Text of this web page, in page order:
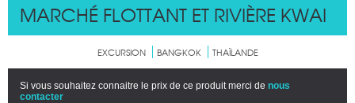
MARCHÉ FLOTTANT ET RIVIÈRE KWAI
EXCURSION BANGKOK THAÏLANDE
Si vous souhaitez connaitre le prix de ce produit merci de nous
contacter